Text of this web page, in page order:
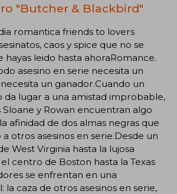
"Butcher & Blackbird"
romantica friends to lovers
caos y spice que no se
hayas leido hasta ahoraRomance.
asesino en serie necesita un
un ganador.Cuando un
lugar a una amistad improbable,
Sloane y Rowan encuentran algo
afinidad de dos almas negras que
otros asesinos en serie.Desde un
West Virginia hasta la lujosa
centro de Boston hasta la Texas
se enfrentan en una
la caza de otros asesinos en serie,